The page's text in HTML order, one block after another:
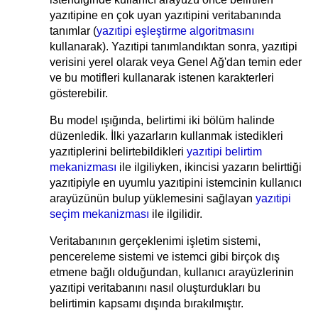
yazıtipine en çok uyan yazıtipini veritabanında
tanımlar (yazıtipi eşleştirme algoritmasını
kullanarak). Yazıtipi tanımlandıktan sonra, yazıtipi
verisini yerel olarak veya Genel Ağ'dan temin eder
ve bu motifleri kullanarak istenen karakterleri
gösterebilir.
Bu model ışığında, belirtimi iki bölüm halinde
düzenledik. İlki yazarların kullanmak istedikleri
yazıtiplerini belirtebildikleri yazıtipi belirtim
mekanizması ile ilgiliyken, ikincisi yazarın belirttiği
yazıtipiyle en uyumlu yazıtipini istemcinin kullanıcı
arayüzünün bulup yüklemesini sağlayan yazıtipi
seçim mekanizması ile ilgilidir.
Veritabanının gerçeklenimi işletim sistemi,
pencereleme sistemi ve istemci gibi birçok dış
etmene bağlı olduğundan, kullanıcı arayüzlerinin
yazıtipi veritabanını nasıl oluşturdukları bu
belirtimin kapsamı dışında bırakılmıştır.